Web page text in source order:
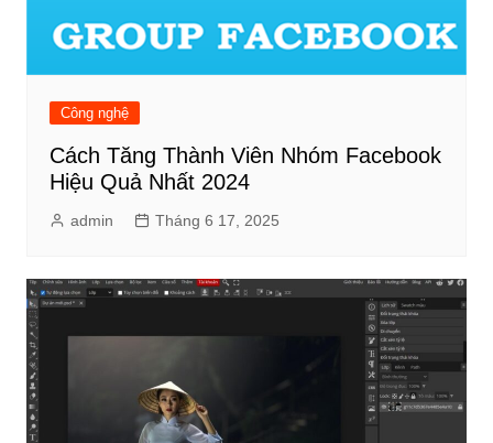
Công nghệ
Cách Tăng Thành Viên Nhóm Facebook
Hiệu Quả Nhất 2024
admin Tháng 6 17, 2025